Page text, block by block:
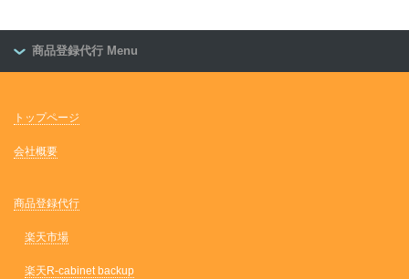
商品登録代行 Menu
トップページ
会社概要
商品登録代行
楽天市場
楽天R-cabinet backup